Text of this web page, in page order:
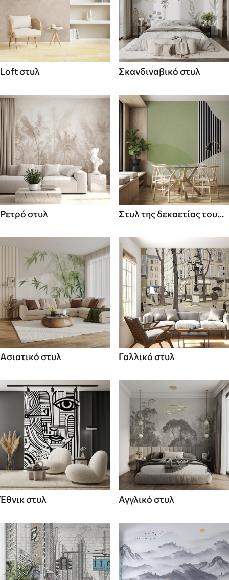
Loft στυλ Σκανδιναβικό στυλ
Ρετρό στυλ
Στυλ της δεκαετίας του
Ασιατικό στυλ Γαλλικό στυλ
Έθνικ στυλ Αγγλικό στυλ